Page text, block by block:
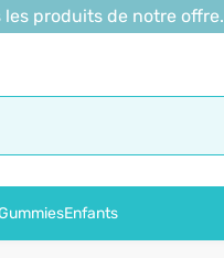
les produits de notre offre.
Enfants